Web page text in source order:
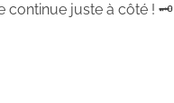
continue juste à côté ! 🗝️